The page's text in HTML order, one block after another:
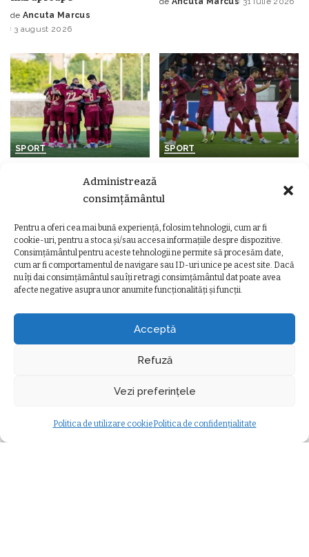
Administrează
consimțământul
Pentru a oferi cea mai bună experiență, folosim tehnologii, cum ar fi
cookie-uri, pentru a stoca și/sau accesa informațiile despre dispozitive.
Consimțământul pentru aceste tehnologii ne permite să procesăm date,
cum ar fi comportamentul de navigare sau ID-uri unice pe acest site. Dacă
nu îți dai consimțământul sau îți retragi consimțământul dat poate avea
afecte negative asupra unor anumite funcționalități și funcții.
Acceptă
Refuză
Vezi preferințele
Politica de utilizare cookiePolitica de confidențialitate
Posted
by
de Ancuta Marcus
3 august 2026
Posted
SPORT
Patru „feroviari”, în echipa
ideală a etapei după
Posted
by
de Ancuta Marcus 29 iulie 2026
SPORT
Cluj a făcut spectacol cu FC
Voluntari și a obținut prima
Posted
by
de Ancuta Marcus 28 iulie 2026
Ziarul Clujeanului > Educație > Doi elevi clujeni, medaliaţi la Olimpiada Internațională de Științe pentru Juniori – IJSO 2024
EDUCAȚIE
Doi elevi clujeni, medaliaţi la
Olimpiada Internațională de Științe
by